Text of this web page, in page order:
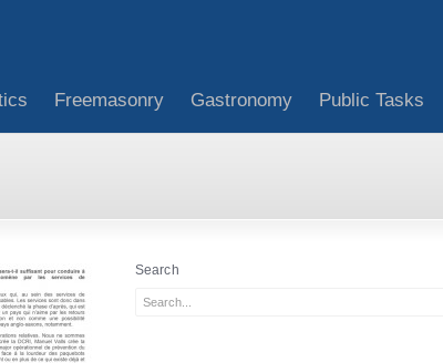
Freemasonry Gastronomy Public Tasks
Search